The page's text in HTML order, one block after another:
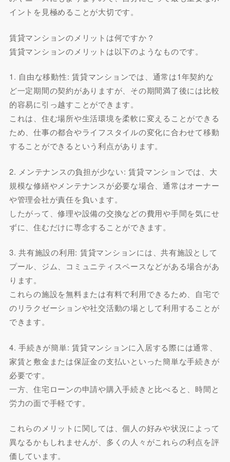
イントを見極めることが大切です。
賃貸マンションのメリットは何ですか？
賃貸マンションのメリットは以下のようなものです。
1. 自由な移動性: 賃貸マンションでは、通常は1年契約な
ど一定期間の契約がありますが、その期間満了後には比較
的容易に引っ越すことができます。
これは、住む場所や生活環境を柔軟に変えることができる
ため、仕事の都合やライフスタイルの変化に合わせて移動
することができるという利点があります。
2. メンテナンスの負担が少ない: 賃貸マンションでは、大
規模な修繕やメンテナンスが必要な場合、通常はオーナー
や管理会社が責任を負います。
したがって、修理や設備の交換などの費用や手間を気にせ
ずに、住むだけに専念することができます。
3. 共有施設の利用: 賃貸マンションには、共有施設として
プール、ジム、コミュニティスペースなどがある場合があ
ります。
これらの施設を無料または有料で利用できるため、自宅で
のリラクゼーションや社交活動の場として利用することが
できます。
4. 手続きが簡単: 賃貸マンションに入居する際には通常、
家賃と敷金または保証金の支払いといった簡単な手続きが
必要です。
一方、住宅ローンの申請や購入手続きと比べると、時間と
労力の面で手軽です。
これらのメリットに関しては、個人の好みや状況によって
異なるかもしれませんが、多くの人々がこれらの利点を評
価しています。